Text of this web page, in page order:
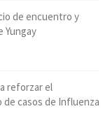
de encuentro y
Yungay
reforzar el
casos de Influenza